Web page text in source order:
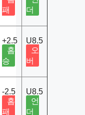
패
더
+2.5
홈
승
U8.5
오
버
-2.5
홈
패
U8.5
언
더